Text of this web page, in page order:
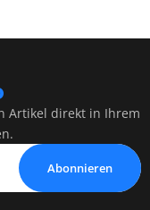
Artikel direkt in Ihrem
Abonnieren